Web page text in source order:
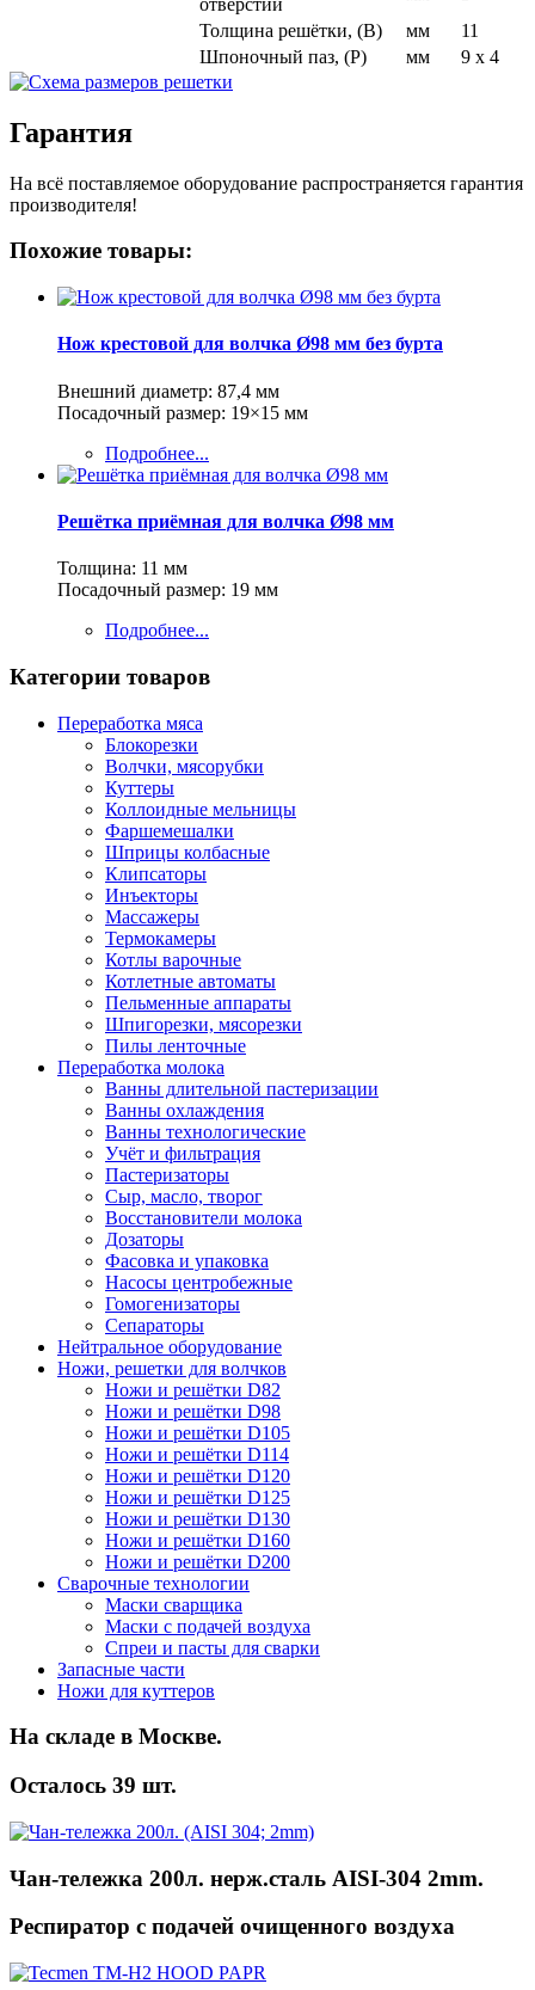
Толщина решётки, (В)
мм
11
Шпоночный паз, (Р)
мм 9 х 4
Гарантия
На всё поставляемое оборудование распространяется гарантия
производителя!
Похожие товары:
Нож крестовой для волчка Ø98 мм без бурта
Внешний диаметр: 87,4 мм
Посадочный размер: 19×15 мм
Подробнее...
Решётка приёмная для волчка Ø98 мм
Толщина: 11 мм
Посадочный размер: 19 мм
Подробнее...
Категории товаров
Переработка мяса
Блокорезки
Волчки, мясорубки
Куттеры
Коллоидные мельницы
Фаршемешалки
Шприцы колбасные
Клипсаторы
Инъекторы
Массажеры
Термокамеры
Котлы варочные
Котлетные автоматы
Пельменные аппараты
Шпигорезки, мясорезки
Пилы ленточные
Переработка молока
Ванны длительной пастеризации
Ванны охлаждения
Ванны технологические
Учёт и фильтрация
Пастеризаторы
Сыр, масло, творог
Восстановители молока
Дозаторы
Фасовка и упаковка
Насосы центробежные
Гомогенизаторы
Сепараторы
Нейтральное оборудование
Ножи, решетки для волчков
Ножи и решётки D82
Ножи и решётки D98
Ножи и решётки D105
Ножи и решётки D114
Ножи и решётки D120
Ножи и решётки D125
Ножи и решётки D130
Ножи и решётки D160
Ножи и решётки D200
Сварочные технологии
Маски сварщика
Маски с подачей воздуха
Спреи и пасты для сварки
Запасные части
Ножи для куттеров
На складе в Москве.
Осталось 39 шт.
Чан-тележка 200л. нерж.сталь AISI-304 2mm.
Респиратор с подачей очищенного воздуха